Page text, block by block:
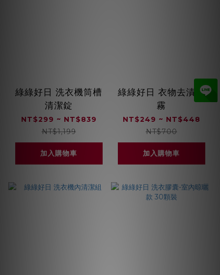
綠綠好日 洗衣機筒槽
清潔錠
NT$299 ~ NT$839
NT$1,199
加入購物車
綠綠好日 衣物去漬噴
霧
NT$249 ~ NT$448
NT$700
加入購物車